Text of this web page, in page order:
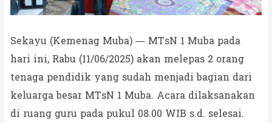
Sekayu (Kemenag Muba) — MTsN 1 Muba pada
hari ini, Rabu (11/06/2025) akan melepas 2 orang
tenaga pendidik yang sudah menjadi bagian dari
keluarga besar MTsN 1 Muba. Acara dilaksanakan
di ruang guru pada pukul 08.00 WIB s.d. selesai.